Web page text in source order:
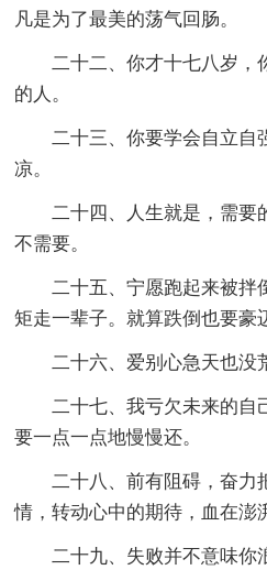
凡是为了最美的荡气回肠。
二十二、你才十七八岁，
的人。
二十三、你要学会自立自
凉。
二十四、人生就是，需要
不需要。
二十五、宁愿跑起来被拌
矩走一辈子。就算跌倒也要豪
二十六、爱别心急天也没荒
二十七、我亏欠未来的自
要一点一点地慢慢还。
二十八、前有阻碍，奋力
情，转动心中的期待，血在澎
二十九、失败并不意味你